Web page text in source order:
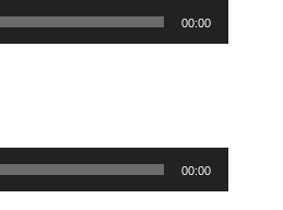
00:00
00:00